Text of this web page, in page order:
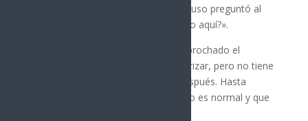
vuelo se mostró desorientado e incluso preguntó al
personal médico: «¿Cómo he llegado aquí?».
El hombre sólo recuerda haberse abrochado el
cinturón de seguridad antes de aterrizar, pero no tiene
mayor registro de lo que ocurrió después. Hasta
ahora, se ha informado que su pulso es normal y que